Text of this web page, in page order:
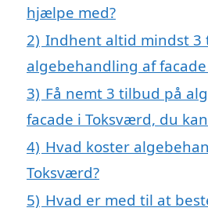
hjælpe med?
2) Indhent altid mindst 3
algebehandling af
3) Få nemt 3 tilbud på
facade i Toksværd, du
4) Hvad koster
Toksværd?
5) Hvad er med til at